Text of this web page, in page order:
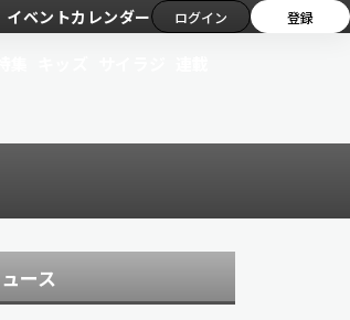
イベントカレンダー ログイン 登録
ース